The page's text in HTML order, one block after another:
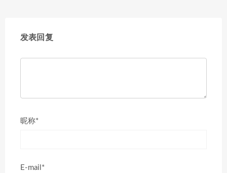
发表回复
昵称*
E-mail*